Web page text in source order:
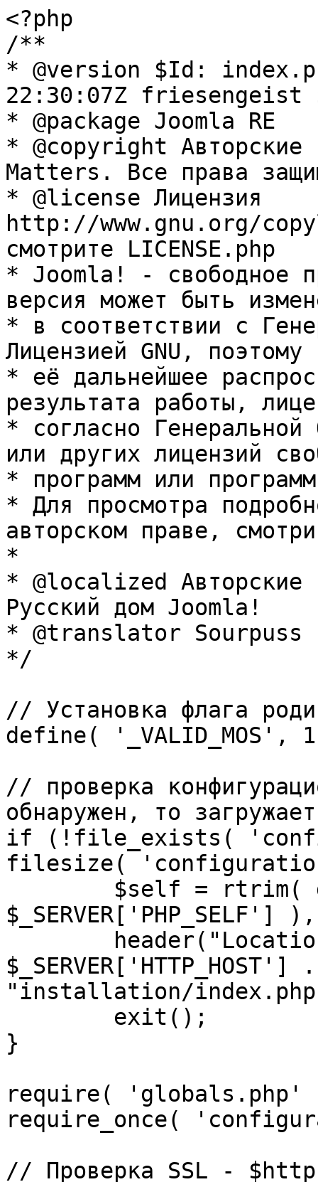
<?php
/**
* @version $Id:
22:30:07Z friesengeist
* @package Joomla RE
* @copyright Авторские
Matters. Все права
* @license Лицензия
http://www.gnu.org/
смотрите LICENSE.php
* Joomla! - свободное
версия может быть
* в соответствии с
Лицензией GNU, поэтому
* её дальнейшее
результата работы,
* согласно Генеральной
или других лицензий
* программ или
* Для просмотра
авторском праве,
*
* @localized Авторские
Русский дом Joomla!
* @translator Sourpuss
*/
// Установка флага
define( '_VALID_MOS',
// проверка
обнаружен, то
if (!file_exists(
filesize(
"installation/
}
require(
require_once(
// Проверка SSL -